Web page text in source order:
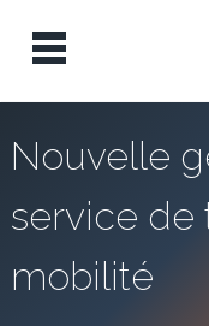
Nouvelle
service de
mobilité